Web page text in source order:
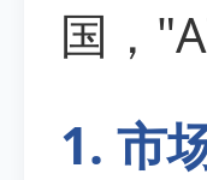
国，
1. 市